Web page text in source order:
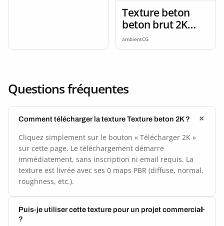
Texture beton
beton brut 2K
seamless
ambientCG
Questions fréquentes
Comment télécharger la texture Texture beton 2K ?
Cliquez simplement sur le bouton « Télécharger 2K »
sur cette page. Le téléchargement démarre
immédiatement, sans inscription ni email requis. La
texture est livrée avec ses 0 maps PBR (diffuse, normal,
roughness, etc.).
Puis-je utiliser cette texture pour un projet commercial
?